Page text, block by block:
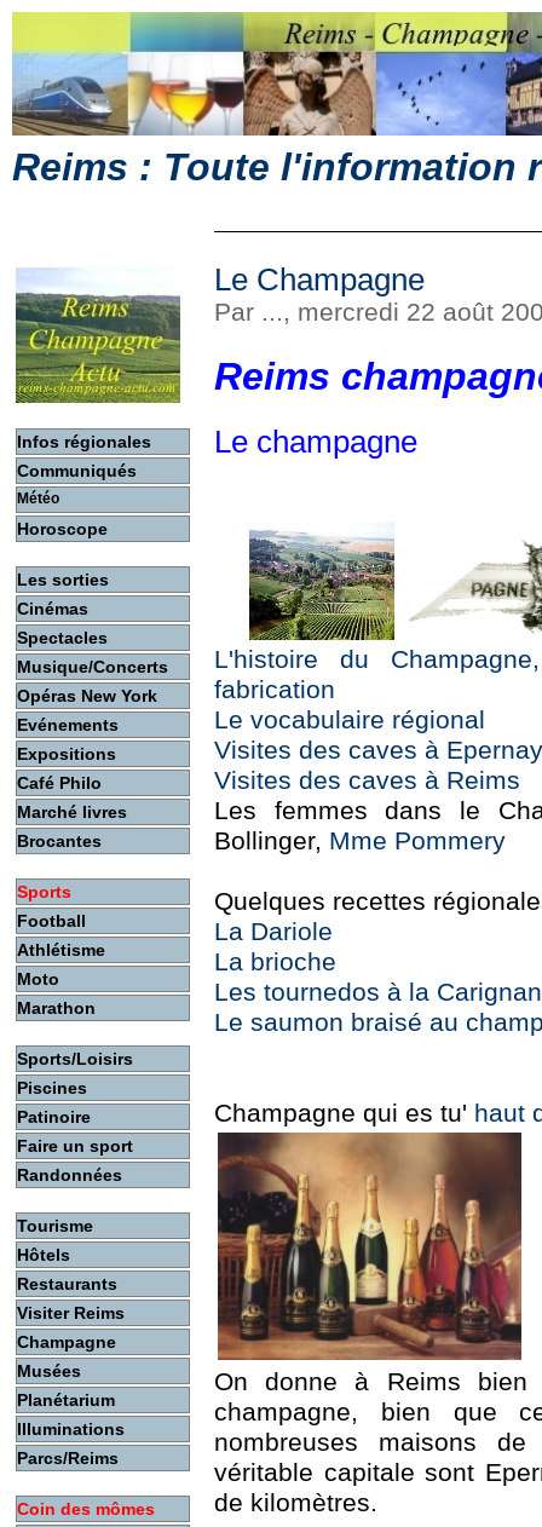
Reims : Toute l'information
Infos régionales
Communiqués
Météo
Horoscope
Les sorties
Cinémas
Spectacles
Musique/Concerts
Opéras New York
Evénements
Expositions
Café Philo
Marché livres
Brocantes
Sports
Football
Athlétisme
Moto
Marathon
Sports/Loisirs
Piscines
Patinoire
Faire un sport
Randonnées
Tourisme
Hôtels
Restaurants
Visiter Reims
Champagne
Musées
Planétarium
Illuminations
Parcs/Reims
Coin des mômes
Le Champagne
Par ..., mercredi 22 août
Reims
Le champagne
L'histoire du
fabrication
Le vocabulaire régional
Visites des caves à Epernay
Visites des caves à Reims
Les femmes dans le
Bollinger, Mme Pommery
Quelques recettes
La Dariole
La brioche
Les tournedos à la Carignan
Le saumon braisé au
Champagne qui es tu' haut
On donne à Reims
champagne, bien que
nombreuses maisons
véritable capitale sont
de kilomètres.